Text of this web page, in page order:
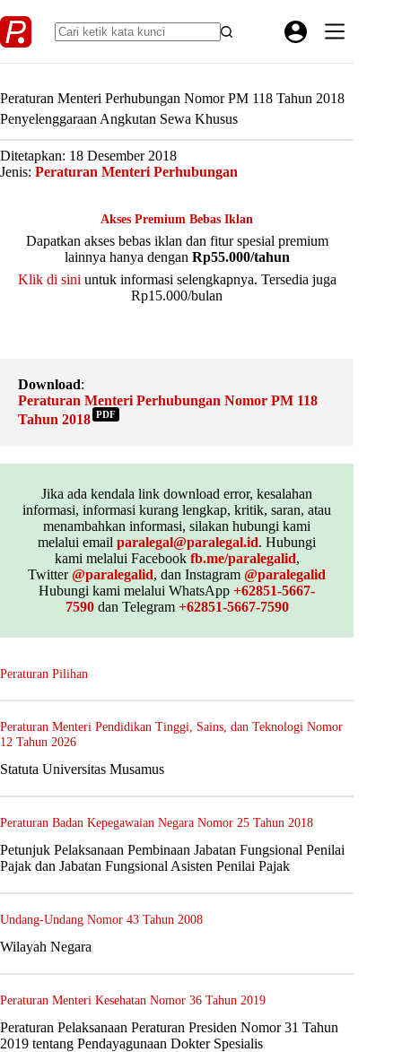
to
content
Peraturan Menteri Perhubungan Nomor PM 118 Tahun 2018
Penyelenggaraan Angkutan Sewa Khusus
Ditetapkan: 18 Desember 2018
Jenis: Peraturan Menteri Perhubungan
Akses Premium Bebas Iklan
Dapatkan akses bebas iklan dan fitur spesial premium
lainnya hanya dengan Rp55.000/tahun
Klik di sini untuk informasi selengkapnya. Tersedia juga
Rp15.000/bulan
Download:
Peraturan Menteri Perhubungan Nomor PM 118
Tahun 2018 PDF
Jika ada kendala link download error, kesalahan
informasi, informasi kurang lengkap, kritik, saran, atau
menambahkan informasi, silakan hubungi kami
melalui emailparalegal@paralegal.id. Hubungi
kami melalui Facebook fb.me/paralegalid,
Twitter@paralegalid, dan Instagram@paralegalid
Hubungi kami melalui WhatsApp+62851-5667-
7590dan Telegram +62851-5667-7590
Peraturan Pilihan
Peraturan Menteri Pendidikan Tinggi, Sains, dan Teknologi Nomor
12 Tahun 2026
Statuta Universitas Musamus
Peraturan Badan Kepegawaian Negara Nomor 25 Tahun 2018
Petunjuk Pelaksanaan Pembinaan Jabatan Fungsional Penilai
Pajak dan Jabatan Fungsional Asisten Penilai Pajak
Undang-Undang Nomor 43 Tahun 2008
Wilayah Negara
Peraturan Menteri Kesehatan Nomor 36 Tahun 2019
Peraturan Pelaksanaan Peraturan Presiden Nomor 31 Tahun
2019 tentang Pendayagunaan Dokter Spesialis